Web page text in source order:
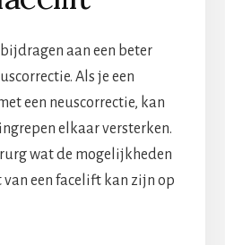
aan een beter
Als je een
een neuscorrectie, kan
elkaar versterken.
wat de mogelijkheden
van een facelift kan zijn op